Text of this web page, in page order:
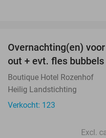
Overnachting(en)
out + evt. fles
Boutique Hotel Rozenhof
Heilig Landstichting
Verkocht: 123
Excl.